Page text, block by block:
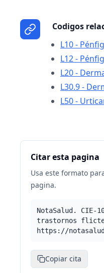
Codigos
L10 -
L12 -
L20 -
L30.9 -
L50 -
Citar esta pagina
Usa este formato
pagina.
NotaSalud. CIE-
trastornos
https://
Copiar cita